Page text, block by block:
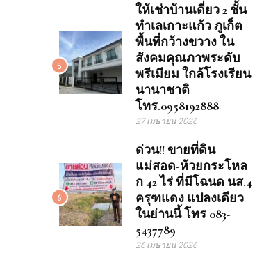
5
ให้เช่าบ้านเดี่ยว 2 ชั้น
ทำเลเกาะแก้ว ภูเก็ต
พื้นที่กว้างขวาง ใน
สังคมคุณภาพระดับ
พรีเมียม ใกล้โรงเรียน
นานาชาติ
โทร.0958192888
27 เมษายน 2026
6
ด่วน!! ขายที่ดิน
แม่สอด-ห้วยกระโหล
ก 42 ไร่ ที่มีโฉนด นส.4
ครุฑแดง แปลงเดียว
ในย่านนี้ โทร 083-
5437789
26 เมษายน 2026